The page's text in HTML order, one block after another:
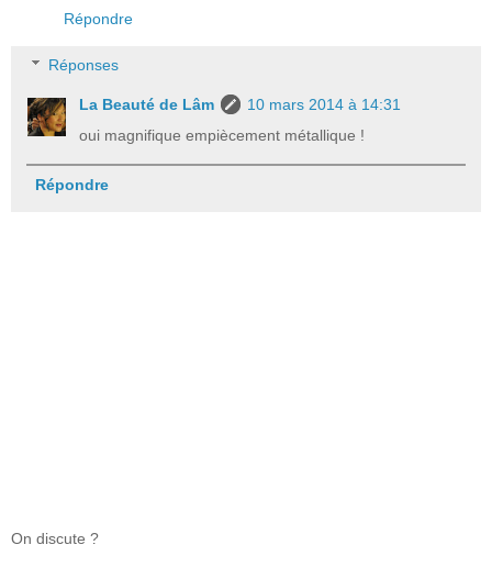
Répondre
Réponses
La Beauté de Lâm
10 mars 2014 à 14:31
oui magnifique empiècement métallique !
Répondre
On discute ?